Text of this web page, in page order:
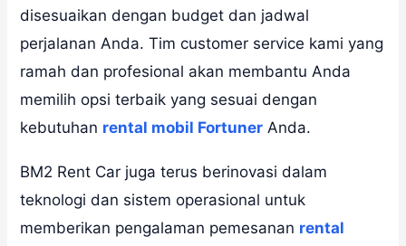
disesuaikan dengan budget dan jadwal
perjalanan Anda. Tim customer service kami yang
ramah dan profesional akan membantu Anda
memilih opsi terbaik yang sesuai dengan
kebutuhan rental mobil Fortuner Anda.
BM2 Rent Car juga terus berinovasi dalam
teknologi dan sistem operasional untuk
memberikan pengalaman pemesanan rental